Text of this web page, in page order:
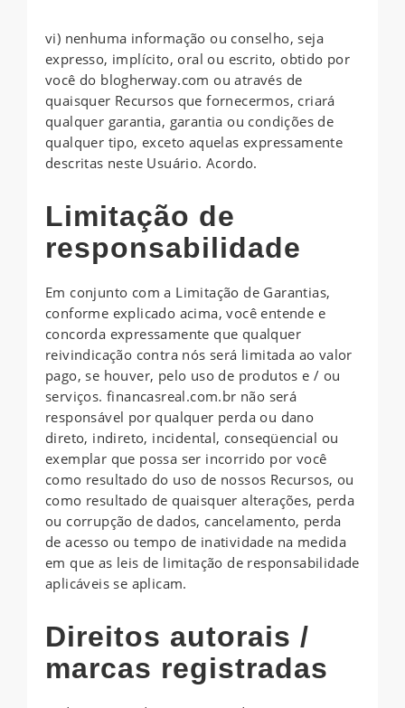
vi) nenhuma informação ou conselho, seja
expresso, implícito, oral ou escrito, obtido por
você do blogherway.com ou através de
quaisquer Recursos que fornecermos, criará
qualquer garantia, garantia ou condições de
qualquer tipo, exceto aquelas expressamente
descritas neste Usuário. Acordo.
Limitação de
responsabilidade
Em conjunto com a Limitação de Garantias,
conforme explicado acima, você entende e
concorda expressamente que qualquer
reivindicação contra nós será limitada ao valor
pago, se houver, pelo uso de produtos e / ou
serviços. financasreal.com.br não será
responsável por qualquer perda ou dano
direto, indireto, incidental, conseqüencial ou
exemplar que possa ser incorrido por você
como resultado do uso de nossos Recursos, ou
como resultado de quaisquer alterações, perda
ou corrupção de dados, cancelamento, perda
de acesso ou tempo de inatividade na medida
em que as leis de limitação de responsabilidade
aplicáveis ​​se aplicam.
Direitos autorais /
marcas registradas